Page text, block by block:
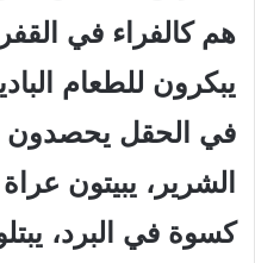
هم كالفراء في
يبكرون للطعام
في الحقل يحصدون
الشرير، يبيتون
كسوة في البرد،